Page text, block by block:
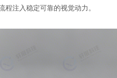
注入稳定可靠的视觉动力。